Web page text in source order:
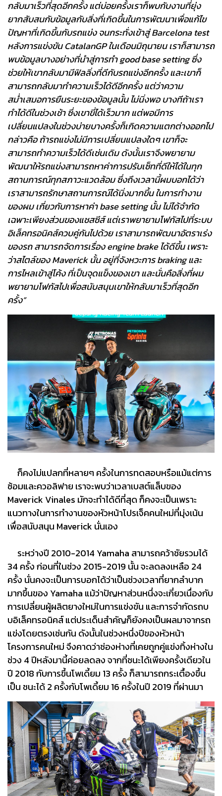
กลับมาเร็วที่สุดอีกครั้ง แต่บ่อยครั้งเราก็พบกับงานที่ยุ่ง
ยากสับสนกับข้อมูลกับสิ่งที่เกิดขึ้นในการพัฒนาเพื่อแก้ไข
ปัญหาที่เกิดขึ้นกับรถแข่ง จนกระทั่งเข้าสู่ Barcelona test
หลังการแข่งขัน CatalanGP ในเดือนมิถุนายน เราก็สามารถ
พบข้อมูลบางอย่างที่นำสู่การทำ good base setting ซึ่ง
ช่วยให้เขากลับมามีฟิลลิ่งที่ดีกับรถแข่งอีกครั้ง และเขาก็
สามารถกลับมาทำความเร็วได้ดีอีกครั้ง แต่ว่าความ
สม่ำเสมอการยืนระยะของข้อมูลนั้น ไม่นิ่งพอ บางทีถ้าเรา
ทำได้ดีในช่วงเช้า ซึ่งเขาขี่ได้เร็วมาก แต่พอมีการ
เปลี่ยนแปลงในช่วงบ่ายบางครั้งก็เกิดความแตกต่างออกไป
กล่าวคือ ถ้ารถแข่งไม่มีการเปลี่ยนแปลงใดๆ เขาก็จะ
สามารถทำความเร็วได้ดีเช่นเดิม ดังนั้นเราจึงพยายาม
พัฒนาให้รถแข่งสามารถหาค่าการปรับเซ็ทที่ดีให้ได้ในทุก
สถานการณ์ทุกสภาวะแวดล้อม ซึ่งถึงเวลานี้ผมบอกได้ว่า
เราสามารถรักษาสถานการณ์ได้นิ่งมากขึ้น ในการทำงาน
ของผม เกี่ยวกับการหาค่า base setting นั้น ไม่ได้จำกัด
เฉพาะเพียงส่วนของแชสซีส์ แต่เราพยายามโฟกัสไปที่ระบบ
อิเล็คทรอนิคส์ควบคู่กันไปด้วย เราสามารถพัฒนาอัตราเร่ง
ของรถ สามารถจัดการเรื่อง engine brake ได้ดีขึ้น เพราะ
ว่าสไตล์ของ Maverick นั้น อยู่ที่จังหวะการ braking และ
การไหลเข้าสู่โค้ง ที่เป็นจุดแข็งของเขา และนั่นคือสิ่งที่ผม
พยายามโฟกัสไปเพื่อสนับสนุนเขาให้กลับมาเร็วที่สุดอีก
ครั้ง”
ก็คงไม่แปลกที่หลายๆ ครั้งในการทดสอบหรือแม้แต่การ
ซ้อมและควอลิฟาย เราจะพบว่าเวลาเบสต์แล็บของ
Maverick Vinales มักจะทำได้ดีที่สุด ก็คงจะเป็นเพราะ
แนวทางในการทำงานของหัวหน้าโปรเจ็คคนใหม่ที่มุ่งเน้น
เพื่อสนับสนุน Maverick นั่นเอง
ระหว่างปี 2010-2014 Yamaha สามารถคว้าชัยรวมได้
34 ครั้ง ก่อนที่ในช่วง 2015-2019 นั้น จะลดลงเหลือ 24
ครั้ง นั่นคงจะเป็นการบอกได้ว่าเป็นช่วงเวลาที่ยากลำบาก
มากขึ้นของ Yamaha แม้ว่าปัญหาส่วนหนึ่งจะเกี่ยวเนื่องกับ
การเปลี่ยนผู้ผลิตยางใหม่ในการแข่งขัน และการจำกัดรถบ
บอิเล็คทรอนิคส์ แต่ประเด็นสำคัญก็ยังคงเป็นผลมาจากรถ
แข่งโดยตรงเช่นกัน ดังนั้นในช่วงหนึ่งปีของหัวหน้า
โครงการคนใหม่ จึงคาดว่าช่องห่างที่เคยถูกคู่แข่งทิ้งห่างใน
ช่วง 4 ปีหลังมานี้ค่อยลดลง จากที่ชนะได้เพียงครั้งเดียวใน
ปี 2018 กับการขึ้นโพเดี้ยม 13 ครั้ง ก็สามารถกระเตื้องขึ้น
เป็น ชนะได้ 2 ครั้งกับโพเดี้ยม 16 ครั้งในปี 2019 ที่ผ่านมา